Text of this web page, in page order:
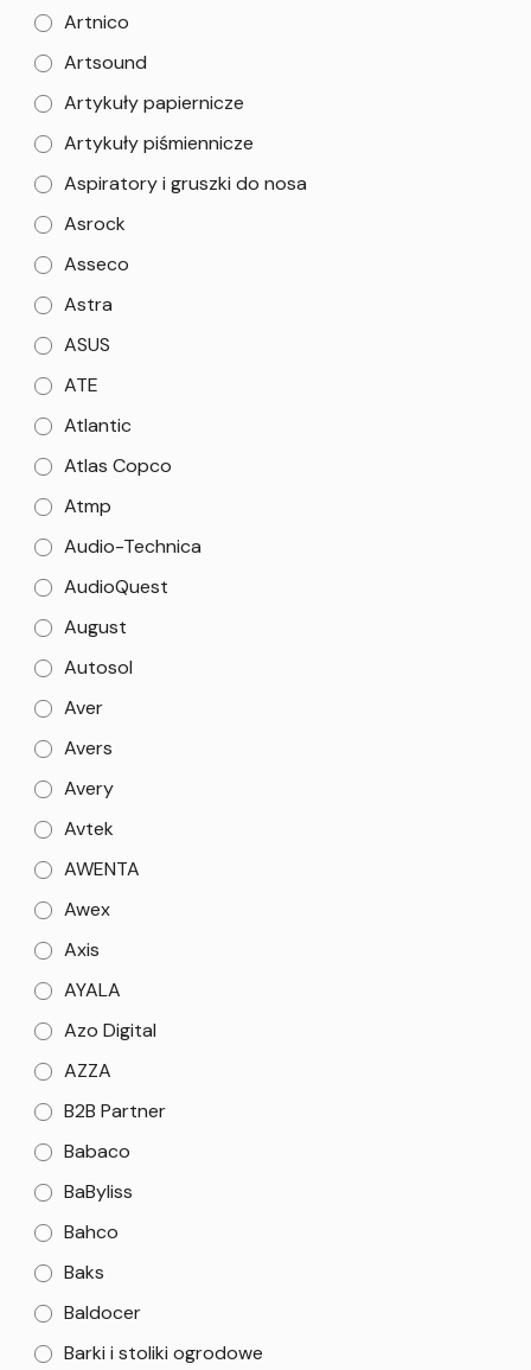
Artnico
Artsound
Artykuły papiernicze
Artykuły piśmiennicze
Aspiratory i gruszki do nosa
Asrock
Asseco
Astra
ASUS
ATE
Atlantic
Atlas Copco
Atmp
Audio-Technica
AudioQuest
August
Autosol
Aver
Avers
Avery
Avtek
AWENTA
Awex
Axis
AYALA
Azo Digital
AZZA
B2B Partner
Babaco
BaByliss
Bahco
Baks
Baldocer
Barki i stoliki ogrodowe